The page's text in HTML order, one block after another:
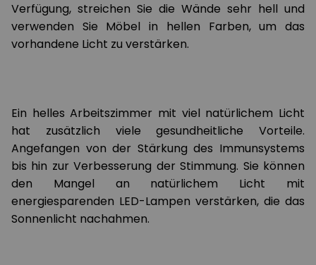
Verfügung, streichen Sie die Wände sehr hell und
verwenden Sie Möbel in hellen Farben, um das
vorhandene Licht zu verstärken.
Ein helles Arbeitszimmer mit viel natürlichem Licht
hat zusätzlich viele gesundheitliche Vorteile.
Angefangen von der Stärkung des Immunsystems
bis hin zur Verbesserung der Stimmung. Sie können
den Mangel an natürlichem Licht mit
energiesparenden LED-Lampen verstärken, die das
Sonnenlicht nachahmen.